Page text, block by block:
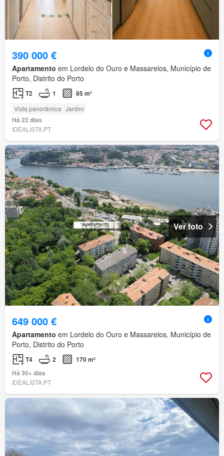
390 000 €
Apartamento em Lordelo do Ouro e Massarelos, Município de
Porto, Distrito do Porto
T2 1 85 m²
Vista panorâmica Jardim
Há 22 dias
IDEALISTA.PT
Ver foto
649 000 €
Apartamento em Lordelo do Ouro e Massarelos, Município de
Porto, Distrito do Porto
T4 2
170 m²
Há 30+ dias
IDEALISTA.PT